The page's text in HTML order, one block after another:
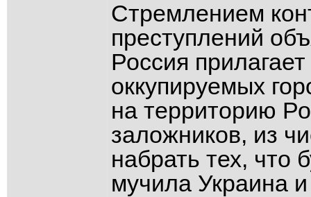
Стремлением
преступлений
Россия
оккупируемых
на территорию
заложников, из
набрать тех, что
мучила Украина